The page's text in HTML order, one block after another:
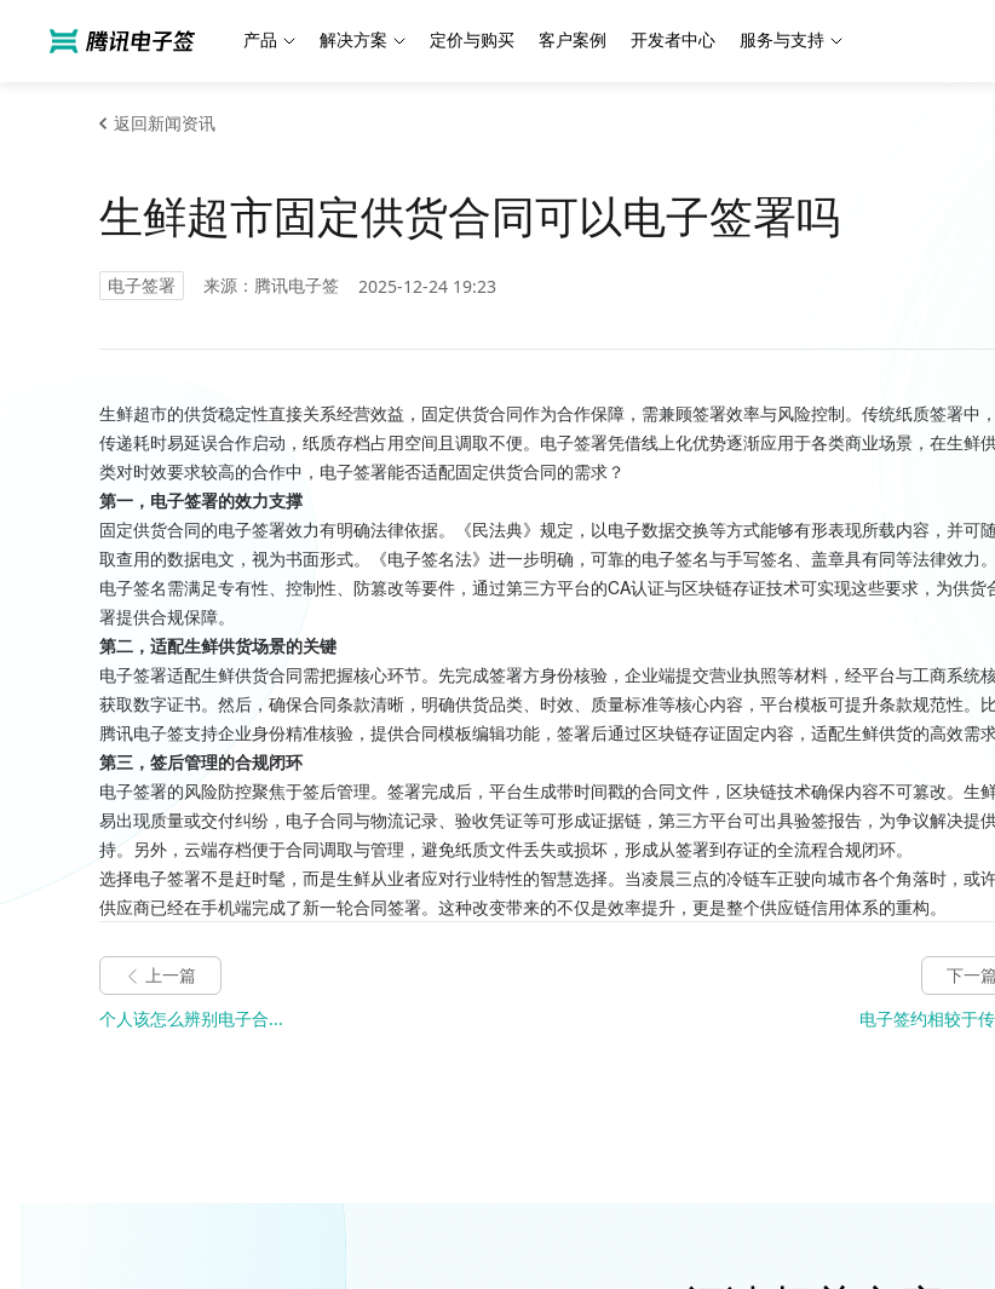
产品 解决方案 定价与购买 客户案例 开发者中心 服务与支持
返回新闻资讯
生鲜超市固定供货合同可以电子签署吗
电子签署 来源：腾讯电子签 2025-12-24 19:23
生鲜超市的供货稳定性直接关系经营效益，固定供货合同作为合作保障，需兼顾签署效率与风险控制。传统纸质签署中
传递耗时易延误合作启动，纸质存档占用空间且调取不便。电子签署凭借线上化优势逐渐应用于各类商业场景，在生鲜
类对时效要求较高的合作中，电子签署能否适配固定供货合同的需求？
第一，电子签署的效力支撑
固定供货合同的电子签署效力有明确法律依据。《民法典》规定，以电子数据交换等方式能够有形表现所载内容，并可
取查用的数据电文，视为书面形式。《电子签名法》进一步明确，可靠的电子签名与手写签名、盖章具有同等法律效力
电子签名需满足专有性、控制性、防篡改等要件，通过第三方平台的CA认证与区块链存证技术可实现这些要求，为供货
署提供合规保障。
第二，适配生鲜供货场景的关键
电子签署适配生鲜供货合同需把握核心环节。先完成签署方身份核验，企业端提交营业执照等材料，经平台与工商系统
获取数字证书。然后，确保合同条款清晰，明确供货品类、时效、质量标准等核心内容，平台模板可提升条款规范性。比
腾讯电子签支持企业身份精准核验，提供合同模板编辑功能，签署后通过区块链存证固定内容，适配生鲜供货的高效需求
第三，签后管理的合规闭环
电子签署的风险防控聚焦于签后管理。签署完成后，平台生成带时间戳的合同文件，区块链技术确保内容不可篡改。生
易出现质量或交付纠纷，电子合同与物流记录、验收凭证等可形成证据链，第三方平台可出具验签报告，为争议解决提
持。另外，云端存档便于合同调取与管理，避免纸质文件丢失或损坏，形成从签署到存证的全流程合规闭环。
选择电子签署不是赶时髦，而是生鲜从业者应对行业特性的智慧选择。当凌晨三点的冷链车正驶向城市各个角落时，或
供应商已经在手机端完成了新一轮合同签署。这种改变带来的不仅是效率提升，更是整个供应链信用体系的重构。
上一篇
个人该怎么辨别电子合...
下一篇
电子签约相较于